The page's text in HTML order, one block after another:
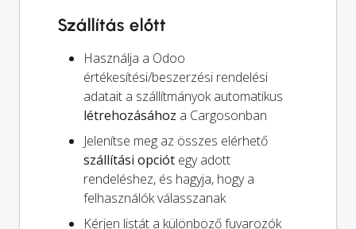
Szállítás előtt
Használja a Odoo
értékesítési/beszerzési rendelési
adatait a szállítmányok automatikus
létrehozásához a Cargosonban
Jelenítse meg az összes elérhető
szállítási opciót egy adott
rendeléshez, és hagyja, hogy a
felhasználók válasszanak
Kérjen listát a különböző fuvarozók